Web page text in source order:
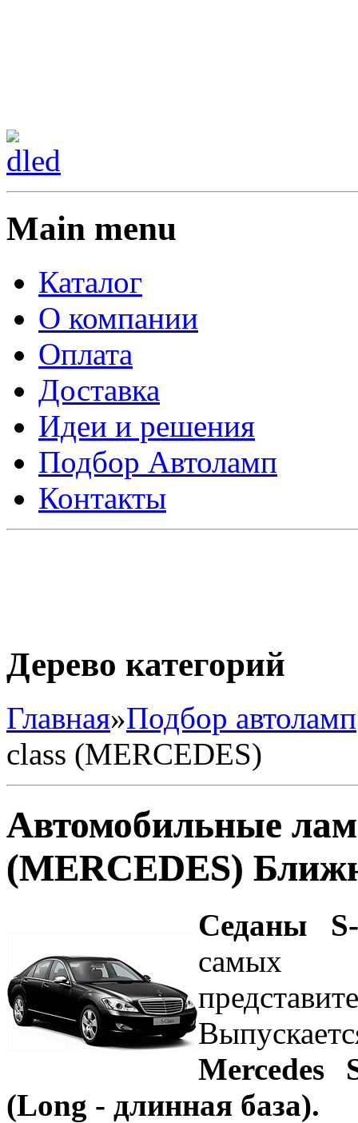
Main menu
Каталог
О компании
Оплата
Доставка
Идеи и решения
Подбор Автоламп
Контакты
Дерево категорий
Главная»Подбор автоламп
class (MERCEDES)
Автомобильные
(MERCEDES)
Седаны S-
самых
Mercedes
(Long - длинная база).